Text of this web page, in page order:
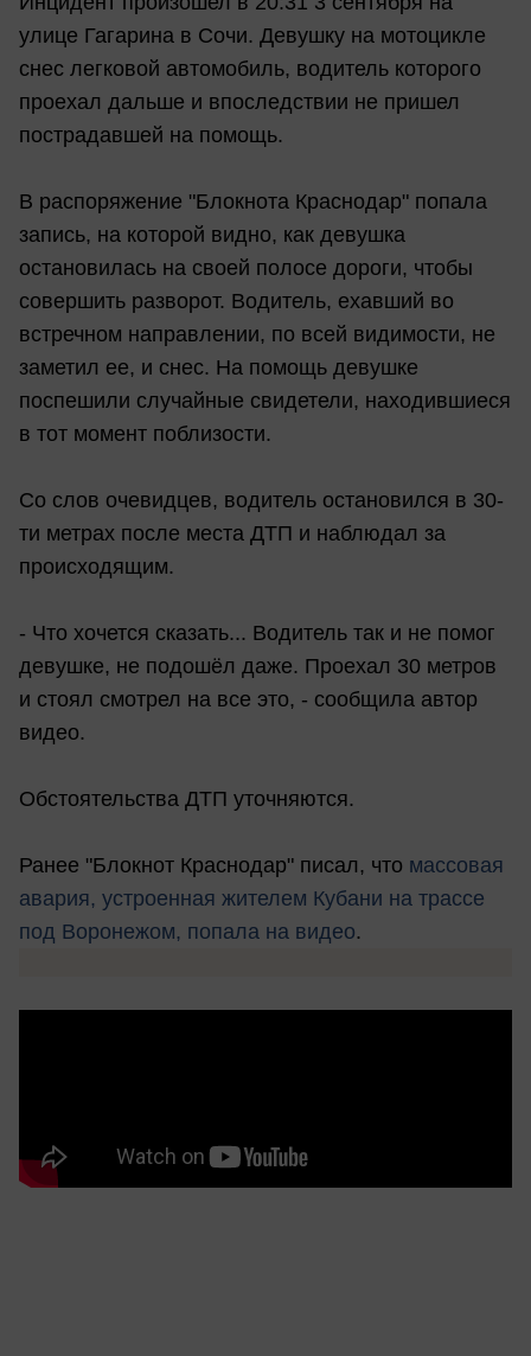
улице Гагарина в Сочи. Девушку на мотоцикле
снес легковой автомобиль, водитель которого
проехал дальше и впоследствии не пришел
пострадавшей на помощь.
В распоряжение "Блокнота Краснодар" попала
запись, на которой видно, как девушка
остановилась на своей полосе дороги, чтобы
совершить разворот. Водитель, ехавший во
встречном направлении, по всей видимости, не
заметил ее, и снес. На помощь девушке
поспешили случайные свидетели, находившиеся
в тот момент поблизости.
Со слов очевидцев, водитель остановился в 30-
ти метрах после места ДТП и наблюдал за
происходящим.
- Что хочется сказать... Водитель так и не помог
девушке, не подошёл даже. Проехал 30 метров
и стоял смотрел на все это, - сообщила автор
видео.
Обстоятельства ДТП уточняются.
Ранее "Блокнот Краснодар" писал, что массовая
авария, устроенная жителем Кубани на трассе
под Воронежом, попала на видео.